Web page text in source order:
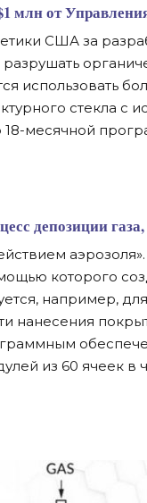
млн от
США за
разрушать
использовать
стекла с
месячной
депозиции
которого
например,
нанесения
из 60 ячеек в